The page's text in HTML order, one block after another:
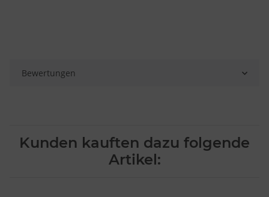
Bewertungen
Kunden kauften dazu folgende
Artikel: